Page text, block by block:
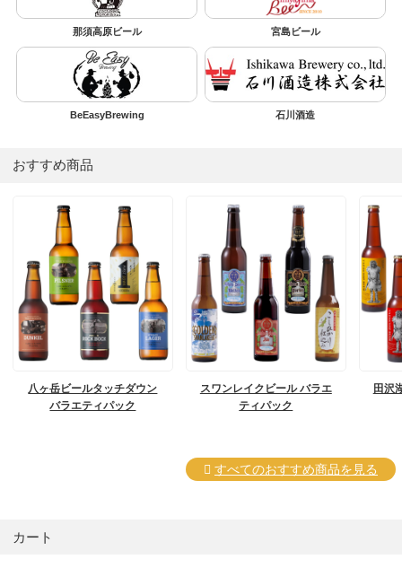
那須高原ビール 宮島ビール
BeEasyBrewing 石川酒造
おすすめ商品
八ヶ岳ビールタッチダウン
バラエティパック
スワンレイクビール バラエ
ティパック
田沢
すべてのおすすめ商品を見る
カート